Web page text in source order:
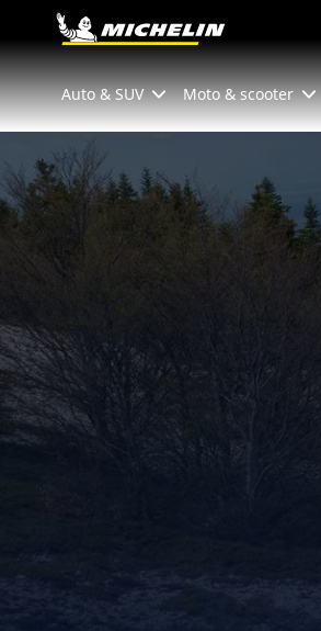
Go to page content
Auto & SUV Moto & scooter